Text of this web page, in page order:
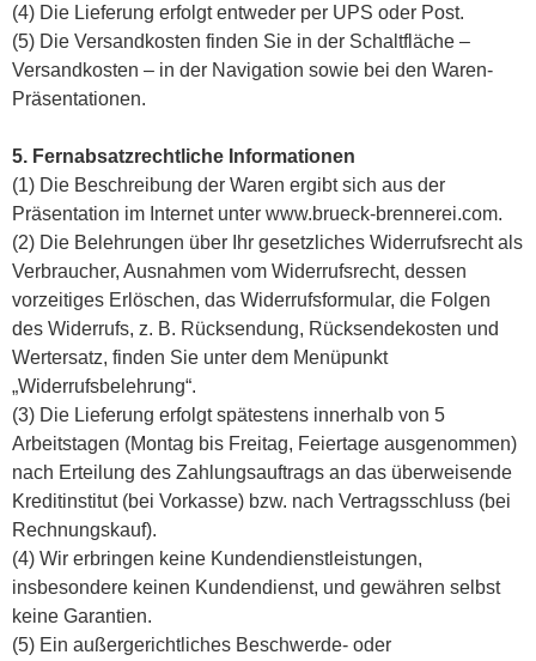
(4) Die Lieferung erfolgt entweder per UPS oder Post.
(5) Die Versandkosten finden Sie in der Schaltfläche –
Versandkosten – in der Navigation sowie bei den Waren-
Präsentationen.
5. Fernabsatzrechtliche Informationen
(1) Die Beschreibung der Waren ergibt sich aus der
Präsentation im Internet unter www.brueck-brennerei.com.
(2) Die Belehrungen über Ihr gesetzliches Widerrufsrecht als
Verbraucher, Ausnahmen vom Widerrufsrecht, dessen
vorzeitiges Erlöschen, das Widerrufsformular, die Folgen
des Widerrufs, z. B. Rücksendung, Rücksendekosten und
Wertersatz, finden Sie unter dem Menüpunkt
„Widerrufsbelehrung“.
(3) Die Lieferung erfolgt spätestens innerhalb von 5
Arbeitstagen (Montag bis Freitag, Feiertage ausgenommen)
nach Erteilung des Zahlungsauftrags an das überweisende
Kreditinstitut (bei Vorkasse) bzw. nach Vertragsschluss (bei
Rechnungskauf).
(4) Wir erbringen keine Kundendienstleistungen,
insbesondere keinen Kundendienst, und gewähren selbst
keine Garantien.
(5) Ein außergerichtliches Beschwerde- oder